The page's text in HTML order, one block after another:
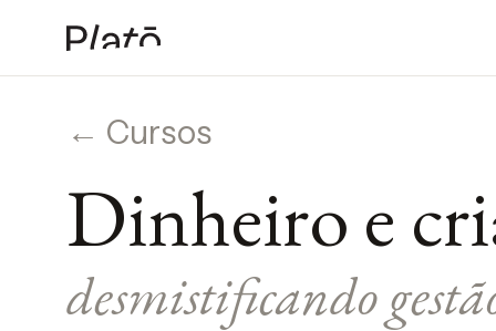
← Cursos
Dinheiro e
desmistificando